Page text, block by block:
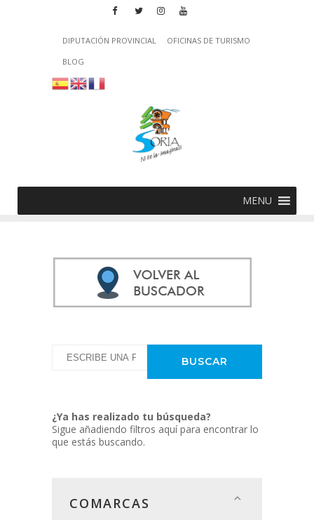
DIPUTACIÓN PROVINCIAL
OFICINAS DE TURISMO
BLOG
MENU
¿Ya has realizado tu búsqueda?
Sigue añadiendo filtros aquí para encontrar lo
que estás buscando.
COMARCAS